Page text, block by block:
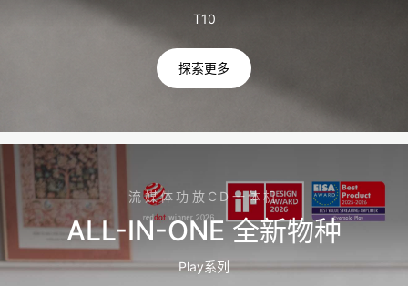
T10
探索更多
流媒体功放CD一体机
ALL-IN-ONE 全新物种
Play系列